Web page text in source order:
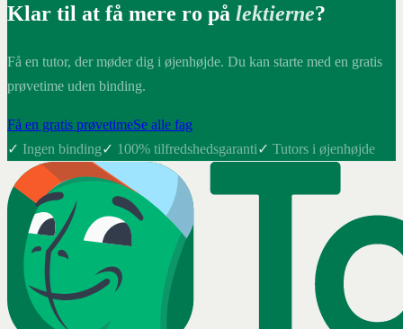
Klar til at få mere ro på lektierne?
Få en tutor, der møder dig i øjenhøjde. Du kan starte med en gratis
prøvetime uden binding.
Få en gratis prøvetimeSe alle fag
✓ Ingen binding✓ 100% tilfredshedsgaranti✓ Tutors i øjenhøjde